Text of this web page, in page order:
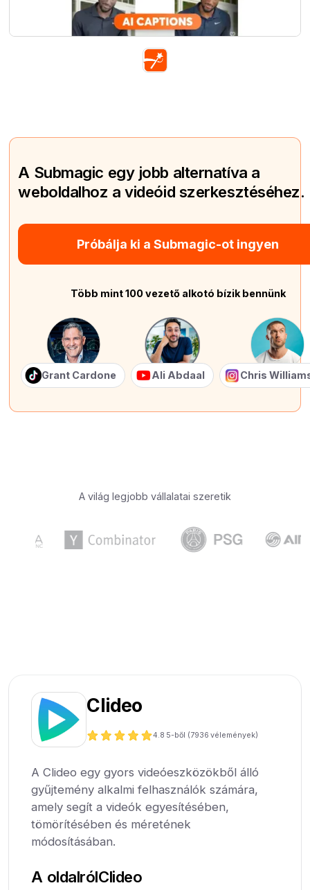
A Submagic egy jobb alternatíva a
weboldalhoz a videóid szerkesztéséhez.
Próbálja ki a Submagic-ot ingyen
Több mint 100 vezető alkotó bízik bennünk
Grant Cardone Ali Abdaal Chris
A világ legjobb vállalatai szeretik
Clideo
4.8 5-ből (7936 vélemények)
A Clideo egy gyors videóeszközökből álló
gyűjtemény alkalmi felhasználók számára,
amely segít a videók egyesítésében,
tömörítésében és méretének
módosításában.
A oldalrólClideo